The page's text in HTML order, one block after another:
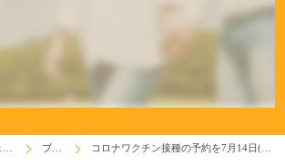
ブログ コロナワクチン接種の予約を7月14日(水)で取れました。